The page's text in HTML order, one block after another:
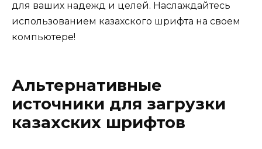
для ваших надежд и целей. Наслаждайтесь
использованием казахского шрифта на своем
компьютере!
Альтернативные
источники для загрузки
казахских шрифтов